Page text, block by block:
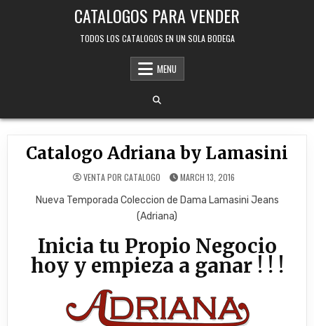
CATALOGOS PARA VENDER
TODOS LOS CATALOGOS EN UN SOLA BODEGA
MENU
Catalogo Adriana by Lamasini
VENTA POR CATALOGO
MARCH 13, 2016
Nueva Temporada Coleccion de Dama Lamasini Jeans
(Adriana)
Inicia tu Propio Negocio
hoy y empieza a ganar ! ! !